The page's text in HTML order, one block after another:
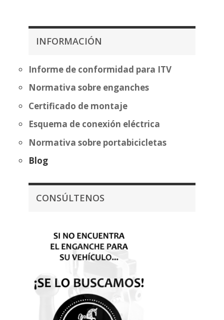
desde
hasta
385,39€
INFORMACIÓN
Informe de conformidad para ITV
Normativa sobre enganches
Certificado de montaje
Esquema de conexión eléctrica
Normativa sobre portabicicletas
Blog
CONSÚLTENOS